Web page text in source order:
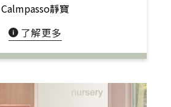
Calmpasso靜寶
了解更多